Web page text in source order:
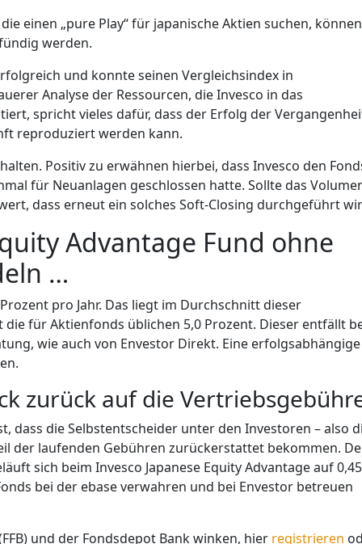
einen „pure Play“ für japanische Aktien suchen, können
werden.
und konnte seinen Vergleichsindex in
Analyse der Ressourcen, die Invesco in das
spricht vieles dafür, dass der Erfolg der
reproduziert werden kann.
Positiv zu erwähnen hierbei, dass Invesco den
für Neuanlagen geschlossen hatte. Sollte das
dass erneut ein solches Soft-Closing durchgeführt
Advantage Fund ohne
…
pro Jahr. Das liegt im Durchschnitt dieser
für Aktienfonds üblichen 5,0 Prozent. Dieser entfällt
wie auch von Envestor Direkt. Eine erfolgsabhängige
zurück auf die
dass die Selbstentscheider unter den Investoren – also
der laufenden Gebühren zurückerstattet bekommen.
sich beim Invesco Japanese Equity Advantage auf 0,45
bei der ebase verwahren und bei Envestor betreuen
und der Fondsdepot Bank winken, hier registrieren